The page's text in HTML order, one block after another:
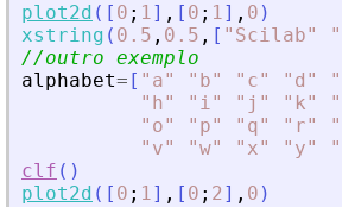
plot2d ( [ 0 ; 1] , [ 0 ; 1] , 0 )
xstring ( 0.5 , 0.5 , [ " Scilab" "
//outro exemplo
alphabet= [ " a" " b" " c" " d " "
" h" " i" " j " " k" "
" o" " p" " q" " r" "
" v" "w" " x" " y" "
clf ( )
plot2d ( [ 0 ; 1] , [ 0 ; 2] , 0 )